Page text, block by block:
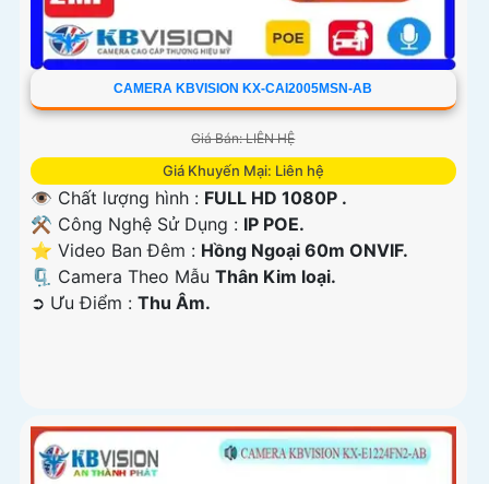
CAMERA KBVISION KX-CAI2005MSN-AB
Giá Bán: LIÊN HỆ
Giá Khuyến Mại: Liên hệ
👁 Chất lượng hình : FULL HD 1080P .
⚒ Công Nghệ Sử Dụng : IP POE.
⭐ Video Ban Đêm : Hồng Ngoại 60m ONVIF.
🗜️ Camera Theo Mẫu Thân Kim loại.
️➲ Ưu Điểm : Thu Âm.